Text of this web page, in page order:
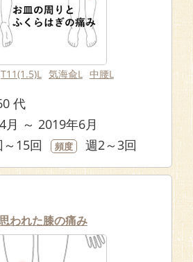
T11(1.5)L 気海兪L 中腰L
代
月 ～ 2019年6月
～15回 頻度 週2～3回
われた膝の痛み